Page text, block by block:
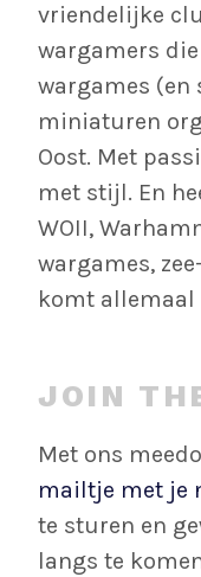
vriendelijke
wargamers
wargames (en
miniaturen
Oost. Met
met stijl. En
WOII,
wargames,
komt allemaal
JOIN
Met ons
mailtje met je
te sturen en
langs te